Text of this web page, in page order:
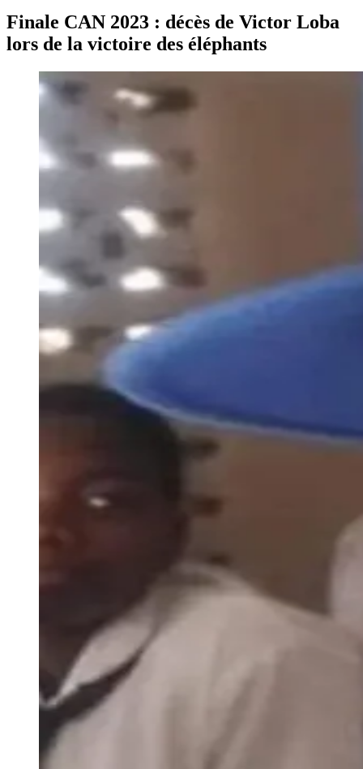
Finale CAN 2023 : décès de Victor Loba
lors de la victoire des éléphants